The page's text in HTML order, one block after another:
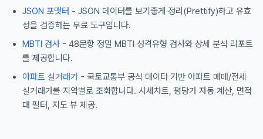
JSON 포맷터 - JSON 데이터를 보기좋게 정리(Prettify)하고 유효
성을 검증하는 무료 도구입니다.
MBTI 검사 - 48문항 정밀 MBTI 성격유형 검사와 상세 분석 리포트
를 제공합니다.
아파트 실거래가 - 국토교통부 공식 데이터 기반 아파트 매매/전세
실거래가를 지역별로 조회합니다. 시세차트, 평당가 자동 계산, 면적
대 필터, 지도 뷰 제공.